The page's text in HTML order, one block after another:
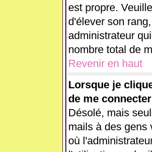
est propre.
d'élever son
administrateur
nombre total de
Revenir en haut
Lorsque je
de me
Désolé, mais
mails à des gens
où